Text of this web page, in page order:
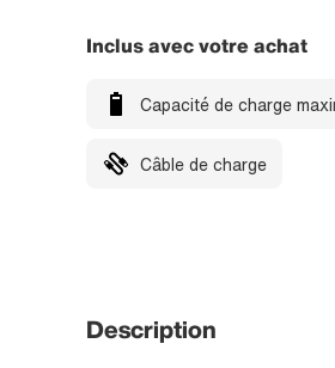
Inclus avec votre achat
Capacité de charge
Câble de charge
Description